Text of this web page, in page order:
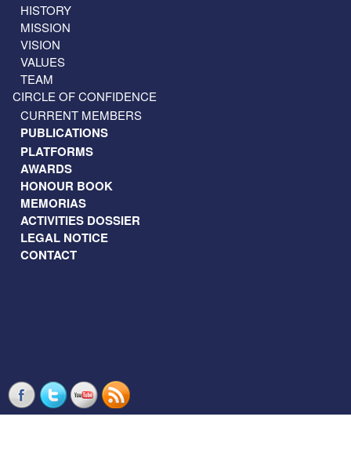
HISTORY
MISSION
VISION
VALUES
TEAM
CIRCLE OF CONFIDENCE
CURRENT MEMBERS
PUBLICATIONS
PLATFORMS
AWARDS
HONOUR BOOK
MEMORIAS
ACTIVITIES DOSSIER
LEGAL NOTICE
CONTACT